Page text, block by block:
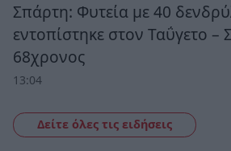
Σπάρτη: Φυτεία με 40
εντοπίστηκε στον Ταΰγετο –
68χρονος
13:04
Δείτε όλες τις ειδήσεις